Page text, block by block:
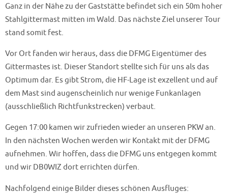
Ganz in der Nähe zu der Gaststätte befindet sich ein 50m hoher
Stahlgittermast mitten im Wald. Das nächste Ziel unserer Tour
stand somit fest.
Vor Ort fanden wir heraus, dass die DFMG Eigentümer des
Gittermastes ist. Dieser Standort stellte sich für uns als das
Optimum dar. Es gibt Strom, die HF-Lage ist exzellent und auf
dem Mast sind augenscheinlich nur wenige Funkanlagen
(ausschließlich Richtfunkstrecken) verbaut.
Gegen 17:00 kamen wir zufrieden wieder an unseren PKW an.
In den nächsten Wochen werden wir Kontakt mit der DFMG
aufnehmen. Wir hoffen, dass die DFMG uns entgegen kommt
und wir DB0WIZ dort errichten dürfen.
Nachfolgend einige Bilder dieses schönen Ausfluges: